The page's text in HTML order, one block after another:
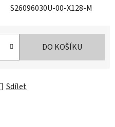
S26096030U-00-X128-M
DO KOŠÍKU
Sdílet